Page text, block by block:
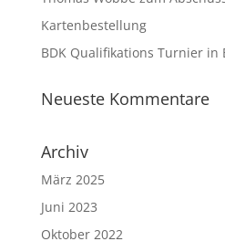
Kartenbestellung
BDK Qualifikations Turnier in
Neueste Kommentare
Archiv
März 2025
Juni 2023
Oktober 2022